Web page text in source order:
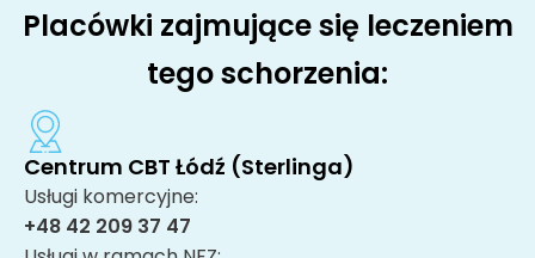
Placówki zajmujące się leczeniem
tego schorzenia:
Centrum CBT Łódź (Sterlinga)
Usługi komercyjne:
+48 42 209 37 47